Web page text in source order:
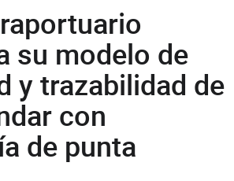
su modelo de
y trazabilidad de
con
de punta